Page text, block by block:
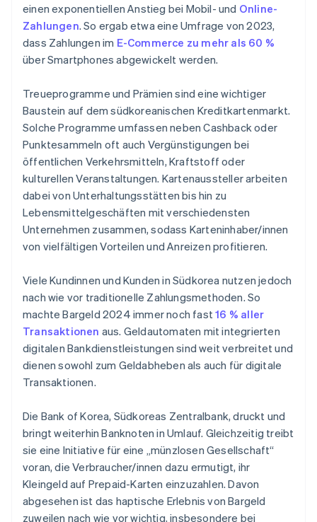
einen exponentiellen Anstieg bei Mobil- und Online-
Zahlungen. So ergab etwa eine Umfrage von 2023,
dass Zahlungen im E-Commerce zu mehr als 60 %
über Smartphones abgewickelt werden.
Treueprogramme und Prämien sind eine wichtiger
Baustein auf dem südkoreanischen Kreditkartenmarkt.
Solche Programme umfassen neben Cashback oder
Punktesammeln oft auch Vergünstigungen bei
öffentlichen Verkehrsmitteln, Kraftstoff oder
kulturellen Veranstaltungen. Kartenaussteller arbeiten
dabei von Unterhaltungsstätten bis hin zu
Lebensmittelgeschäften mit verschiedensten
Unternehmen zusammen, sodass Karteninhaber/innen
von vielfältigen Vorteilen und Anreizen profitieren.
Viele Kundinnen und Kunden in Südkorea nutzen jedoch
nach wie vor traditionelle Zahlungsmethoden. So
machte Bargeld 2024 immer noch fast16 % aller
Transaktionen aus. Geldautomaten mit integrierten
digitalen Bankdienstleistungen sind weit verbreitet und
dienen sowohl zum Geldabheben als auch für digitale
Transaktionen.
Die Bank of Korea, Südkoreas Zentralbank, druckt und
bringt weiterhin Banknoten in Umlauf. Gleichzeitig treibt
sie eine Initiative für eine „münzlosen Gesellschaft“
voran, die Verbraucher/innen dazu ermutigt, ihr
Kleingeld auf Prepaid-Karten einzuzahlen. Davon
abgesehen ist das haptische Erlebnis von Bargeld
zuweilen nach wie vor wichtig, insbesondere bei